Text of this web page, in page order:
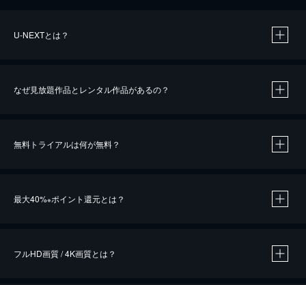
U-NEXTとは？
なぜ見放題作品とレンタル作品があるの？
無料トライアルは何が無料？
最大40%※ポイント還元とは？
フルHD画質 / 4K画質とは？